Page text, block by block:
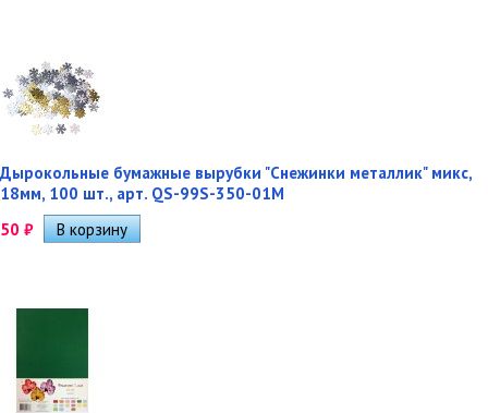
Дырокольные бумажные вырубки "Снежинки металлик" микс,
18мм, 100 шт., арт. QS-99S-350-01M
50 ₽